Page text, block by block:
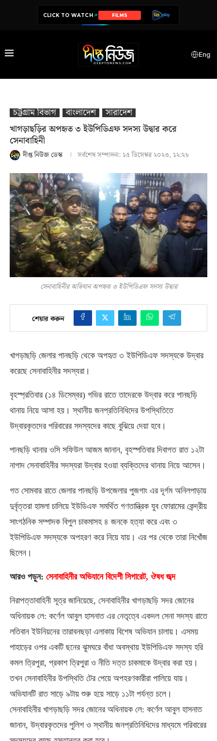
CLICK TO WATCH SERIES
Eng
চট্টগ্রাম বিভাগ বাংলাদেশ
সারাদেশ
খাগড়াছড়ির অপহৃত ৩ ইউপিডিএফ সদস্য উদ্বার করে
সেনাবাহিনী
দীপ্ত নিউজ ডেস্ক সর্বশেষ সম্পাদনা: ১৫ ডিসেম্বর ২০২৩, ১২:২৮
সেনাবাহিনীর অভিযান অপহৃত ৩ ইউপিডিএফ সদস্য উদ্বার
শেয়ার করুন
খাগড়াছড়ি জেলার পানছড়ি থেকে অপহৃত ৩ ইউপিডিএফ সদস্যকে উদ্বার
করেছে সেনাবাহিনীর সদস্যরা।
বৃহস্প্রতিবার (১৪ ডিসেম্বর) গভির রাতে তাদেরকে উদ্বার করে পানছড়ি
থানায় নিয়ে আসা হয়। স্থানীয় জনপ্রতিনিধিদের উপস্থিতিতে
উদ্বারকৃতদের পরিবারের সদস্যদের কাছে বুঝিয়ে দেয়া হবে।
পানছড়ি থানার ওসি সফিউল আজম জানান, বৃহস্পতিবার দিবাগত রাত ১২টা
নাগাদ সেনাবাহিনীর সদস্যরা উদ্বার হওয়া ব্যক্তিদের থানায় নিয়ে আসেন।
গত সোমবার রাতে জেলার পানছড়ি উপজেলার পুজগাং এর দূর্গম অনিলপাড়ায়
দুর্বৃত্তরা হামলা চালিয়ে ইউডিএফ সমর্থিত গণতান্ত্রিক যুব ফোরামের কেন্দ্রীয়
সাংগঠনিক সম্পাদক বিপুল চাকমাসহ ৪ জনকে হত্যা করে এবং ৩
ইউপিডিএফ সদস্যকে অপহরণ করে নিয়ে যায়। এর পর থেকে তারা নিখোঁজ
ছিলেন।
আরও পড়ুন: সেনাবাহিনীর অভিযানে বিদেশী সিগারেট, ঔষধ জব্দ
নিরাপত্তাবাহিনী সূত্র জানিয়েছে, সেনাবাহিনীর খাগড়াছড়ি সদর জোনের
অধিনায়ক লে: কর্ণেল আবুল হাসনাত এর নেতৃত্বে একদল সেনা সদস্য রাতে
লতিবান ইউনিয়নের তারাবনছড়া এলাকায় বিশেষ অভিযান চালায়। এসময়
পাহাড়ের ওপর একটি ছনের ঝুমঘরে বাঁধা অবস্থায় ইউপিডিএফ সদস্য হরি
কমল ত্রিপুরা, প্রকাশ ত্রিপুরা ও নীতি দত্ত চাকমাকে উদ্বার করা হয়।
তখন সেনাবাহিনীর উপস্থিতি টের পেয়ে অপহরণকারীরা পালিয়ে যায়।
অভিযানটি রাত সাড়ে ৯টায় শুরু হয়ে সাড়ে ১১টা পর্যন্ত চলে।
সেনাবাহিনীর খাগড়াছড়ি সদর জোনের অধিনায়ক লে: কর্ণেল আবুল হাসনাত
জানান, উদ্বারকৃতদের পুলিশ ও স্থানীয় জনপ্রতিনিধিদের মাধ্যমে পরিবারের